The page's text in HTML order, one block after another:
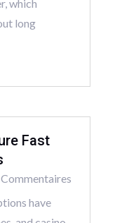
which
long
Fast
have